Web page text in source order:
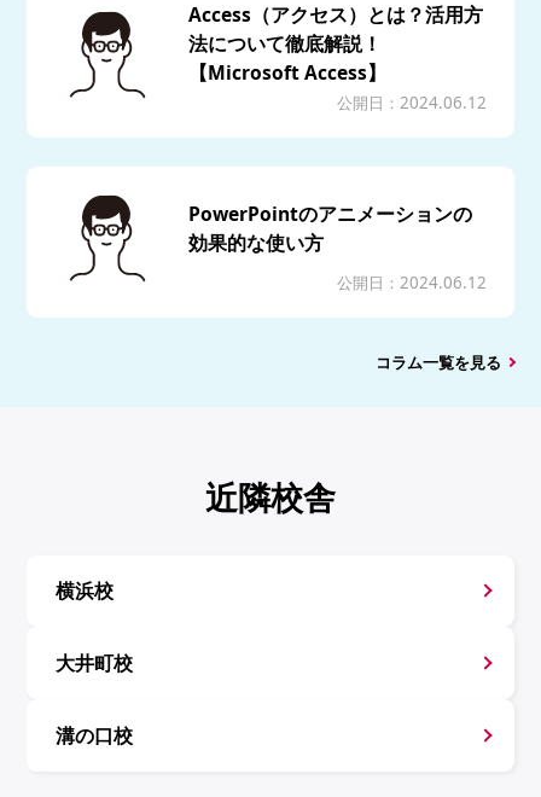
Access（アクセス）とは？活用方
法について徹底解説！
【Microsoft Access】
公開日：2024.06.12
PowerPointのアニメーションの
効果的な使い方
公開日：2024.06.12
コラム一覧を見る
近隣校舎
横浜校
大井町校
溝の口校